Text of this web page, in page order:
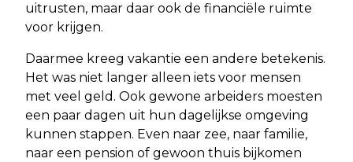
uitrusten, maar daar ook de financiële ruimte
voor krijgen.
Daarmee kreeg vakantie een andere betekenis.
Het was niet langer alleen iets voor mensen
met veel geld. Ook gewone arbeiders moesten
een paar dagen uit hun dagelijkse omgeving
kunnen stappen. Even naar zee, naar familie,
naar een pension of gewoon thuis bijkomen